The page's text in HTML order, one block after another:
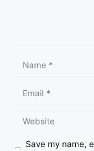
Name
Email
Website
Save my name,